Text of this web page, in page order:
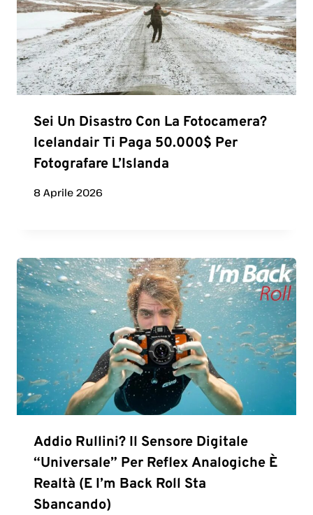
Sei Un Disastro Con La Fotocamera?
Icelandair Ti Paga 50.000$ Per
Fotografare L’Islanda
8 Aprile 2026
Addio Rullini? Il Sensore Digitale
“universale” Per Reflex Analogiche È
Realtà (e I’m Back Roll Sta
Sbancando)